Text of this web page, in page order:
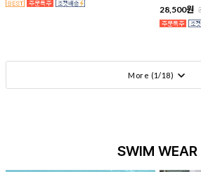
28,500원
More (1/18)
SWIM WEAR